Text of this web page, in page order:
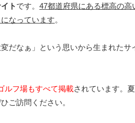
ト です。 47都道府県にある標高の高
なっています。
だなぁ」という思いから生まれたサ
ルフ場もすべて掲載されています。
ご訪問ください。